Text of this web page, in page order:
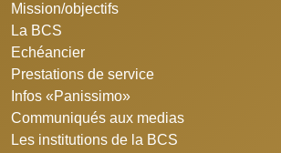
Mission/objectifs
La BCS
Echéancier
Prestations de service
Infos «Panissimo»
Communiqués aux medias
Les institutions de la BCS